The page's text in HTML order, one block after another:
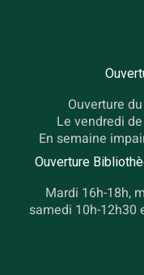
Ouverture
Le vendredi
En semaine
Ouverture
Mardi 16h-18h,
samedi 10h-12h30